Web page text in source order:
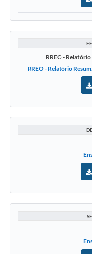
RREO -
RREO - Relatório